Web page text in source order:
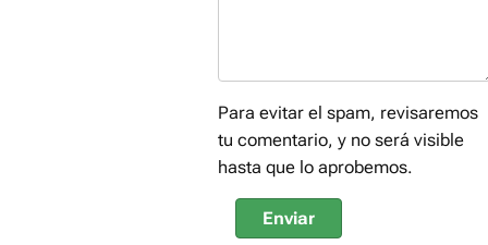
Para evitar el spam, revisaremos
tu comentario, y no será visible
hasta que lo aprobemos.
Enviar